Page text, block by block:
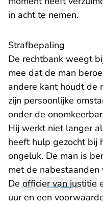
in acht te nemen.
Strafbepaling
De rechtbank weegt
mee dat de man
andere kant houdt de
zijn persoonlijke
onder de
Hij werkt niet langer
heeft hulp gezocht bij
ongeluk. De man is
met de nabestaanden
De officier van justitie
uur en een